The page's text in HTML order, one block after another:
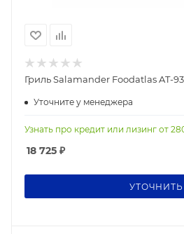
Гриль Salamander Foodatlas AT-
Уточните у менеджера
Узнать про кредит или лизинг от
18 725 ₽
УТОЧНИТЬ